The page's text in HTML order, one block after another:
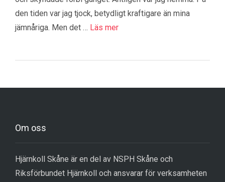
den tiden var jag tjock, betydligt kraftigare än mina
jämnåriga. Men det … Läs mer
Om oss
Hjärnkoll Skåne är en del av NSPH Skåne och
Riksförbundet Hjärnkoll och ansvarar för verksamheten